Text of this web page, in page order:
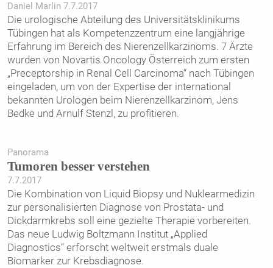
Daniel Marlin 7.7.2017
Die urologische Abteilung des Universitätsklinikums
Tübingen hat als Kompetenzzentrum eine langjährige
Erfahrung im Bereich des Nierenzell­karzinoms. 7 Ärzte
wurden von Novartis Oncology Österreich zum ersten
„Preceptorship in Renal Cell Carcinoma“ nach Tübingen
eingeladen, um von der Expertise der international
bekannten Urologen beim Nierenzellkarzinom, Jens
Bedke und Arnulf Stenzl, zu profitieren.
Panorama
Tumoren besser verstehen
7.7.2017
Die Kombination von Liquid Biopsy und Nuklearmedizin
zur personalisierten Diagnose von Prostata- und
Dickdarmkrebs soll eine gezielte Therapie vorbereiten.
Das neue Ludwig Boltzmann Institut „Applied
Diagnostics“ erforscht weltweit erstmals duale
Biomarker zur Krebsdiagnose.